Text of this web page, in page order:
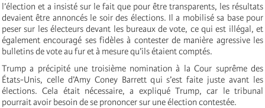
l’élection et a insisté sur le fait que pour être transparents, les résultats
devaient être annoncés le soir des élections. Il a mobilisé sa base pour
peser sur les électeurs devant les bureaux de vote, ce qui est illégal, et
également encouragé ses fidèles à contester de manière agressive les
bulletins de vote au fur et à mesure qu’ils étaient comptés.
Trump a précipité une troisième nomination à la Cour suprême des
États-Unis, celle d’Amy Coney Barrett qui s’est faite juste avant les
élections. Cela était nécessaire, a expliqué Trump, car le tribunal
pourrait avoir besoin de se prononcer sur une élection contestée.